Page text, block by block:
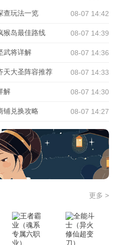
查玩法一览 08-07 14:42
猴岛最佳路线 08-07 14:39
武将详解 08-07 14:36
天大圣阵容推荐 08-07 14:33
解 08-07 14:30
铺兑换攻略 08-07 14:27
更多 >